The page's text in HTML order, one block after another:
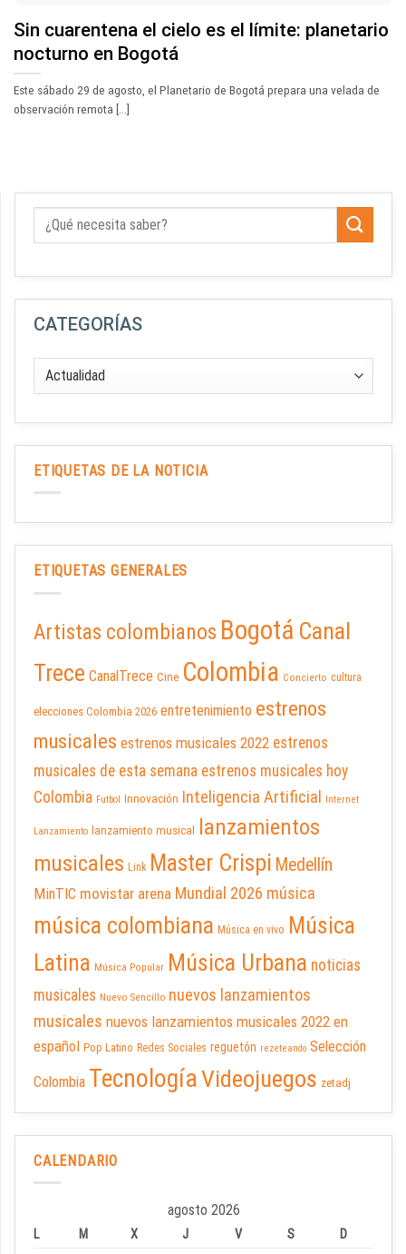
Sin cuarentena el cielo es el límite: planetario
nocturno en Bogotá
Este sábado 29 de agosto, el Planetario de Bogotá prepara una velada de
observación remota [...]
CATEGORÍAS
ETIQUETAS DE LA NOTICIA
ETIQUETAS GENERALES
Artistas colombianos Bogotá Canal
Trece CanalTrece Cine Colombia Concierto cultura
elecciones Colombia 2026 entretenimiento estrenos
musicales estrenos musicales 2022 estrenos
musicales de esta semana estrenos musicales hoy
Colombia Futbol Innovación Inteligencia Artificial Internet
Lanzamiento lanzamiento musical
lanzamientos
musicales Link Master Crispi Medellín
MinTIC movistar arena Mundial 2026 música
música colombiana Música en vivo Música
Latina Música Popular Música Urbana noticias
musicales Nuevo Sencillo nuevos lanzamientos
musicales nuevos lanzamientos musicales 2022 en
español Pop Latino Redes Sociales reguetón rezeteando Selección
Colombia TecnologíaVideojuegos zetadj
CALENDARIO
agosto 2026
L M X J V S
D